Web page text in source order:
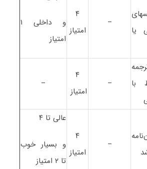
یا
–
۴
امتیاز
و داخلی ۱
امتیاز
با
–
۴
امتیاز
–
–
۴
امتیاز
عالی تا ۴
و بسیار خوب
تا ۲ امتیاز